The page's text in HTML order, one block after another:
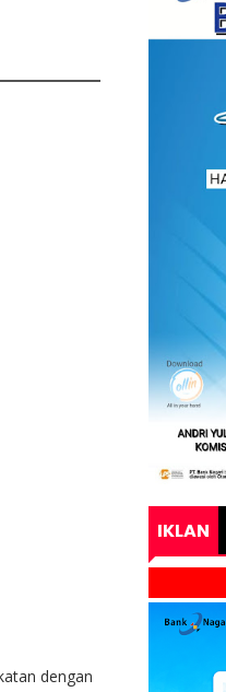
dengan
IKLAN